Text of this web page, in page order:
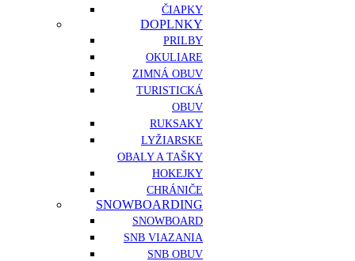
ČIAPKY
DOPLNKY
PRILBY
OKULIARE
ZIMNÁ OBUV
TURISTICKÁ
OBUV
RUKSAKY
LYŽIARSKE
OBALY A TAŠKY
HOKEJKY
CHRÁNIČE
SNOWBOARDING
SNOWBOARD
SNB VIAZANIA
SNB OBUV